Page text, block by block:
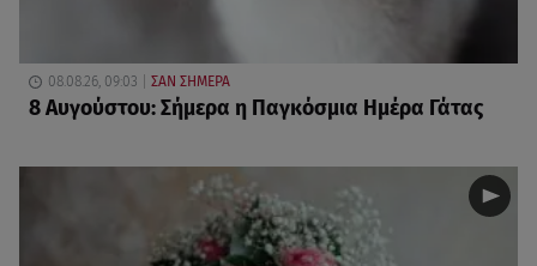
08.08.26, 09:03 ΣΑΝ ΣΗΜΕΡΑ
8 Αυγούστου: Σήμερα η Παγκόσμια Ημέρα Γάτας